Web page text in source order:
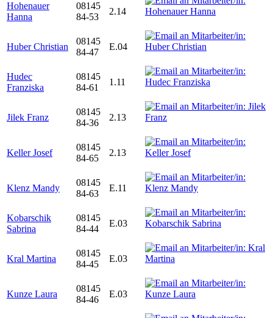
Hohenauer
Hanna
08145
84-53
2.14
Huber Christian
08145
84-47
E.04
Hudec
Franziska
08145
84-61
1.11
Jilek Franz
08145
84-36
2.13
Keller Josef
08145
84-65
2.13
Klenz Mandy
08145
84-63
E.11
Kobarschik
Sabrina
08145
84-44
E.03
Kral Martina
08145
84-45
E.03
Kunze Laura
08145
84-46
E.03